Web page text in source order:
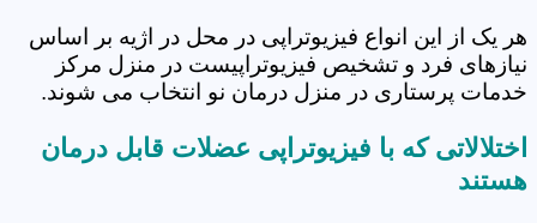
هر یک از این انواع فیزیوتراپی در محل در اژیه بر اساس
نیازهای فرد و تشخیص فیزیوتراپیست در منزل مرکز
خدمات پرستاری در منزل درمان نو انتخاب می شوند.
اختلالاتی که با فیزیوتراپی عضلات قابل درمان
هستند